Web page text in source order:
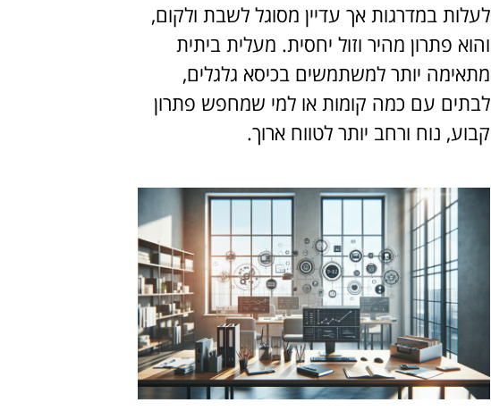
לעלות במדרגות אך עדיין מסוגל לשבת ולקום,
והוא פתרון מהיר וזול יחסית. מעלית ביתית
מתאימה יותר למשתמשים בכיסא גלגלים,
לבתים עם כמה קומות או למי שמחפש פתרון
קבוע, נוח ורחב יותר לטווח ארוך.